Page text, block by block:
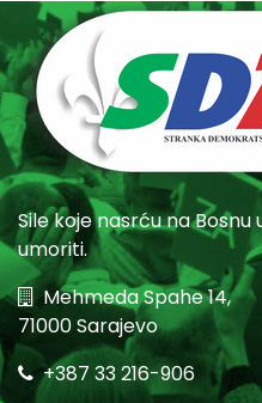
Sile koje nasrću na
umoriti.
Mehmeda Spahe 14,
71000 Sarajevo
+387 33 216-906